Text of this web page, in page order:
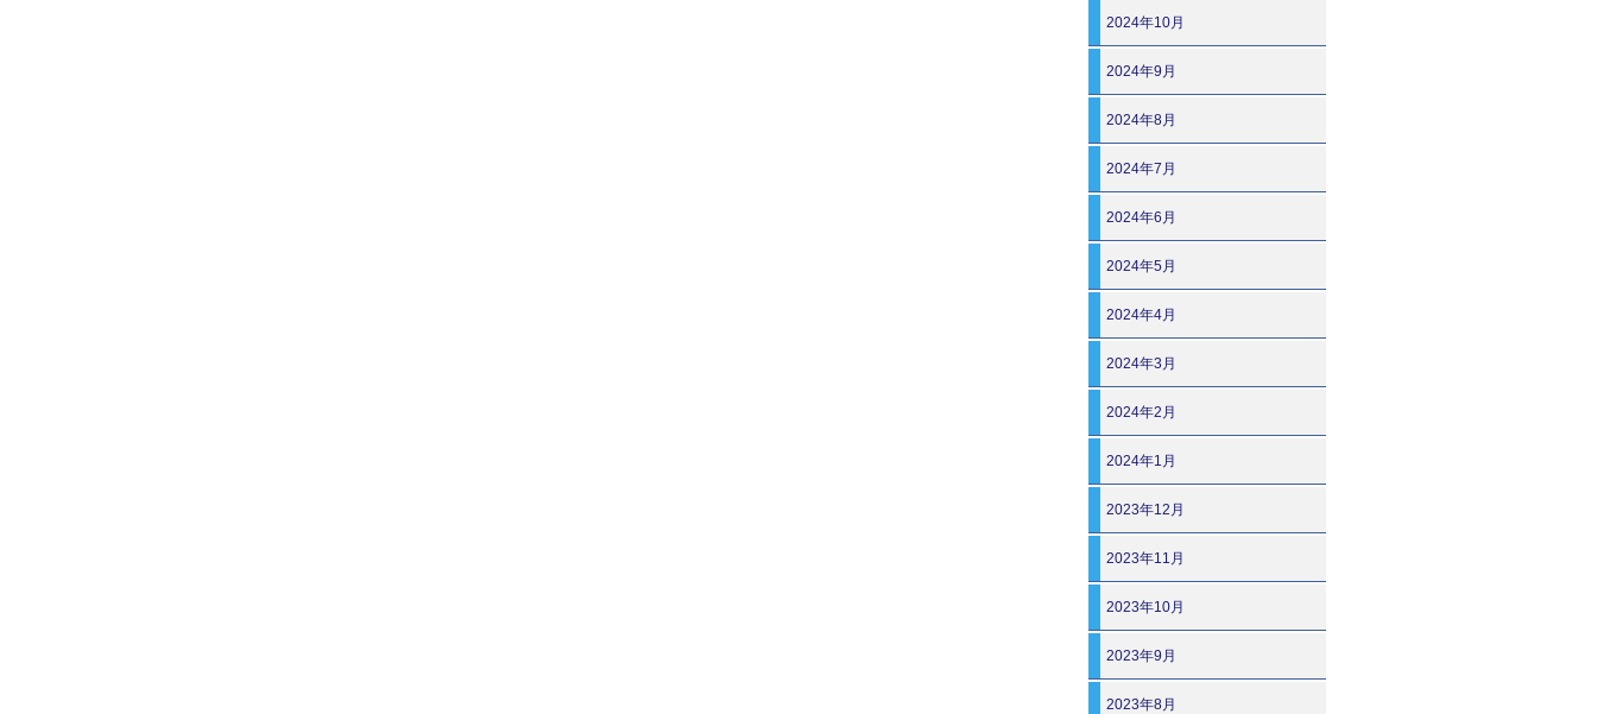
2024年10月
2024年9月
2024年8月
2024年7月
2024年6月
2024年5月
2024年4月
2024年3月
2024年2月
2024年1月
2023年12月
2023年11月
2023年10月
2023年9月
2023年8月